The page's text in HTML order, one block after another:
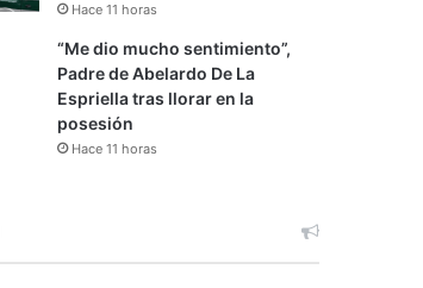
Hace 11 horas
“Me dio mucho sentimiento”,
Padre de Abelardo De La
Espriella tras llorar en la
posesión
Hace 11 horas